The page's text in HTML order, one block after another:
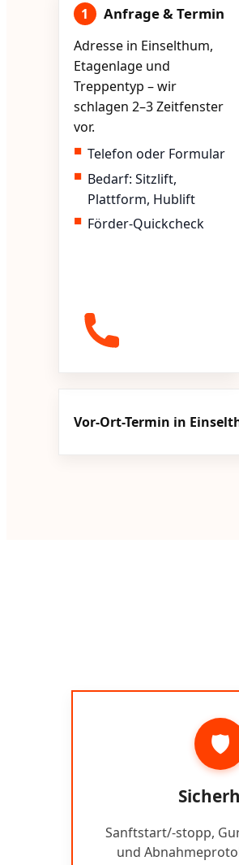
1 Anfrage & Termin
Adresse in Einselthum,
Etagenlage und
Treppentyp – wir
schlagen 2–3 Zeitfenster
vor.
Telefon oder Formular
Bedarf: Sitzlift,
Plattform, Hublift
Förder-Quickcheck
Vor-Ort-Termin in
🛡️
Sanftstart/-stopp,
und